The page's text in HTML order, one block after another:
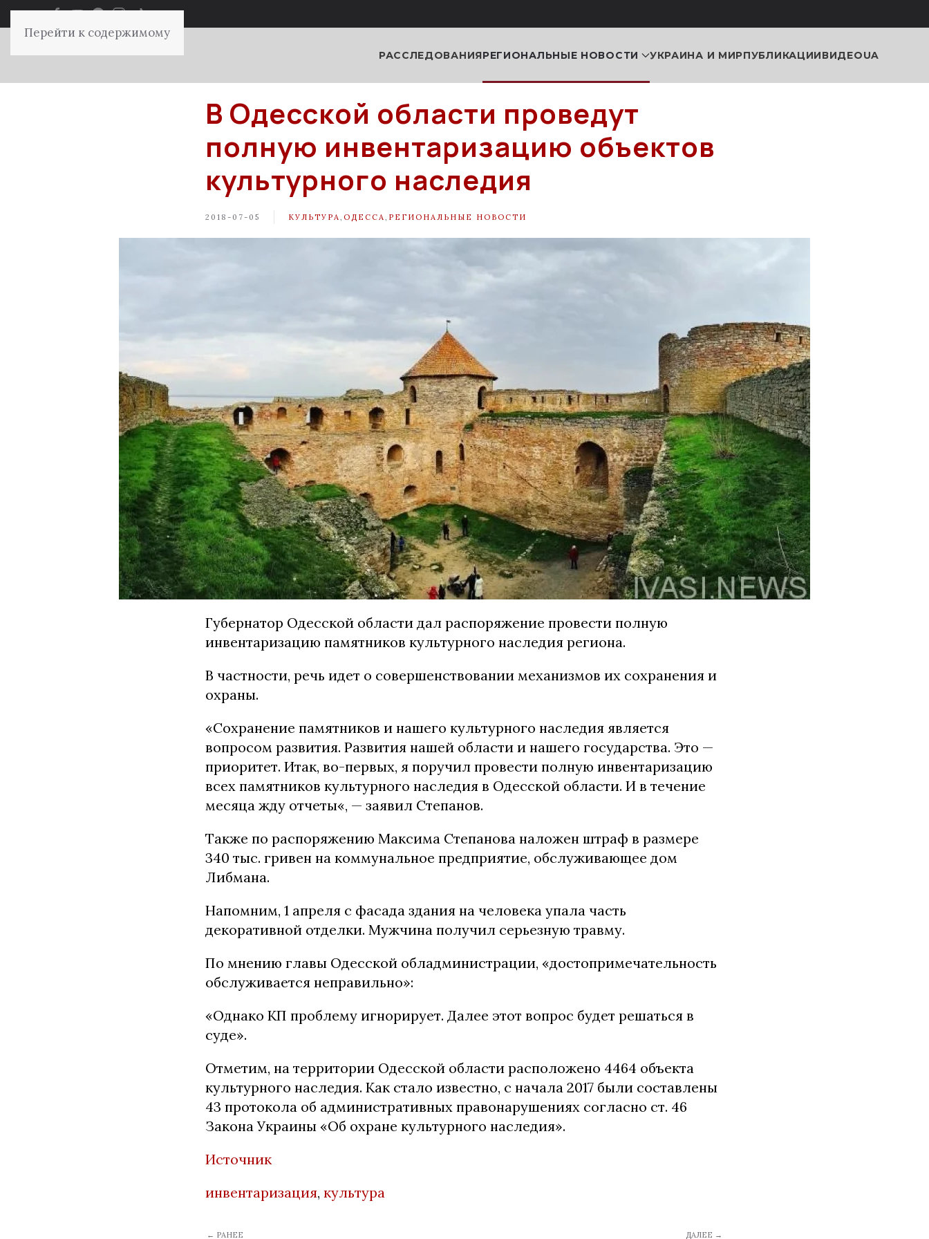
Перейти к содержимому
РАССЛЕДОВАНИЯРЕГИОНАЛЬНЫЕ НОВОСТИ УКРАИНА И МИРПУБЛИКАЦИИВИДЕОUA
В Одесской области проведут
полную инвентаризацию объектов
культурного наследия
2018-07-05 КУЛЬТУРА ОДЕССА РЕГИОНАЛЬНЫЕ НОВОСТИ
Губернатор Одесской области дал распоряжение провести полную
инвентаризацию памятников культурного наследия региона.
В частности, речь идет о совершенствовании механизмов их сохранения и
охраны.
«Сохранение памятников и нашего культурного наследия является
вопросом развития. Развития нашей области и нашего государства. Это —
приоритет. Итак, во-первых, я поручил провести полную инвентаризацию
всех памятников культурного наследия в Одесской области. И в течение
месяца жду отчеты«, — заявил Степанов.
Также по распоряжению Максима Степанова наложен штраф в размере
340 тыс. гривен на коммунальное предприятие, обслуживающее дом
Либмана.
Напомним, 1 апреля с фасада здания на человека упала часть
декоративной отделки. Мужчина получил серьезную травму.
По мнению главы Одесской обладминистрации, «достопримечательность
обслуживается неправильно»:
«Однако КП проблему игнорирует. Далее этот вопрос будет решаться в
суде».
Отметим, на территории Одесской области расположено 4464 объекта
культурного наследия. Как стало известно, с начала 2017 были составлены
43 протокола об административных правонарушениях согласно ст. 46
Закона Украины «Об охране культурного наследия».
Источник
инвентаризация, культура
← РАНЕЕ ДАЛЕЕ →